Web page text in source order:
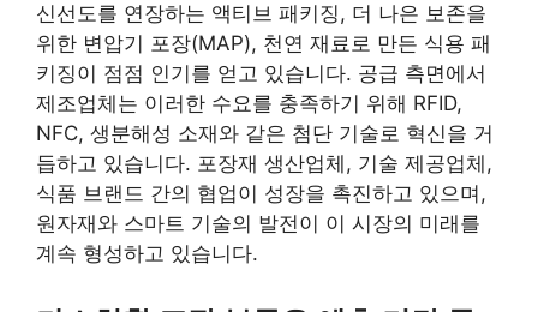
신선도를 연장하는 액티브 패키징, 더 나은 보존을
위한 변압기 포장(MAP), 천연 재료로 만든 식용 패
키징이 점점 인기를 얻고 있습니다. 공급 측면에서
제조업체는 이러한 수요를 충족하기 위해 RFID,
NFC, 생분해성 소재와 같은 첨단 기술로 혁신을 거
듭하고 있습니다. 포장재 생산업체, 기술 제공업체,
식품 브랜드 간의 협업이 성장을 촉진하고 있으며,
원자재와 스마트 기술의 발전이 이 시장의 미래를
계속 형성하고 있습니다.